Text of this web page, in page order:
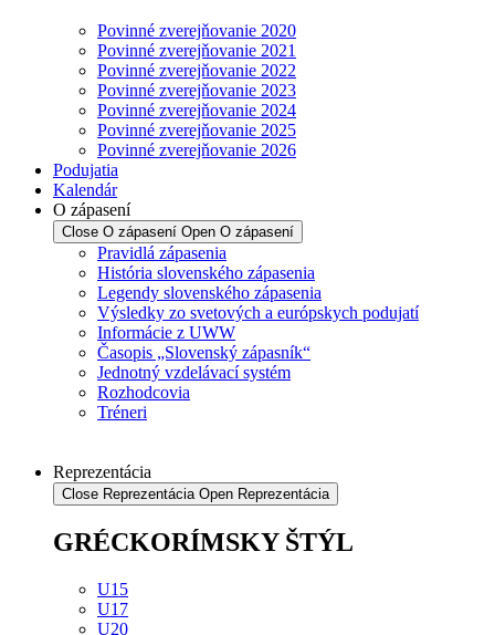
Povinné zverejňovanie 2020
Povinné zverejňovanie 2021
Povinné zverejňovanie 2022
Povinné zverejňovanie 2023
Povinné zverejňovanie 2024
Povinné zverejňovanie 2025
Povinné zverejňovanie 2026
Podujatia
Kalendár
O zápasení
Close O zápasení Open O zápasení
Pravidlá zápasenia
História slovenského zápasenia
Legendy slovenského zápasenia
Výsledky zo svetových a európskych podujatí
Informácie z UWW
Časopis „Slovenský zápasník“
Jednotný vzdelávací systém
Rozhodcovia
Tréneri
Reprezentácia
Close Reprezentácia Open Reprezentácia
GRÉCKORÍMSKY ŠTÝL
U15
U17
U20